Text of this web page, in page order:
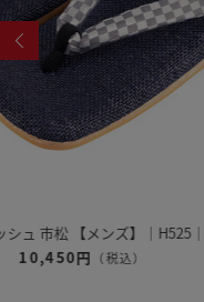
雪駄 奈良大和 緑